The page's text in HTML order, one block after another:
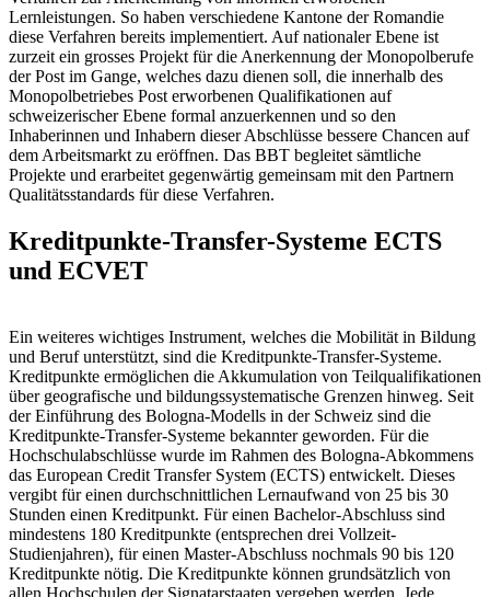
Lernleistungen. So haben verschiedene Kantone der Romandie
diese Verfahren bereits implementiert. Auf nationaler Ebene ist
zurzeit ein grosses Projekt für die Anerkennung der Monopolberufe
der Post im Gange, welches dazu dienen soll, die innerhalb des
Monopolbetriebes Post erworbenen Qualifikationen auf
schweizerischer Ebene formal anzuerkennen und so den
Inhaberinnen und Inhabern dieser Abschlüsse bessere Chancen auf
dem Arbeitsmarkt zu eröffnen. Das BBT begleitet sämtliche
Projekte und erarbeitet gegenwärtig gemeinsam mit den Partnern
Qualitätsstandards für diese Verfahren.
Kreditpunkte-Transfer-Systeme ECTS
und ECVET
Ein weiteres wichtiges Instrument, welches die Mobilität in Bildung
und Beruf unterstützt, sind die Kreditpunkte-Transfer-Systeme.
Kreditpunkte ermöglichen die Akkumulation von Teilqualifikationen
über geografische und bildungssystematische Grenzen hinweg. Seit
der Einführung des Bologna-Modells in der Schweiz sind die
Kreditpunkte-Transfer-Systeme bekannter geworden. Für die
Hochschulabschlüsse wurde im Rahmen des Bologna-Abkommens
das European Credit Transfer System (ECTS) entwickelt. Dieses
vergibt für einen durchschnittlichen Lernaufwand von 25 bis 30
Stunden einen Kreditpunkt. Für einen Bachelor-Abschluss sind
mindestens 180 Kreditpunkte (entsprechen drei Vollzeit-
Studienjahren), für einen Master-Abschluss nochmals 90 bis 120
Kreditpunkte nötig. Die Kreditpunkte können grundsätzlich von
allen Hochschulen der Signatarstaaten vergeben werden. Jede